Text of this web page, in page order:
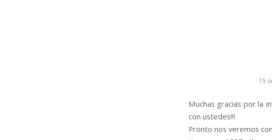
15
Muchas gracias por la
con ustedes!!!
Pronto nos veremos